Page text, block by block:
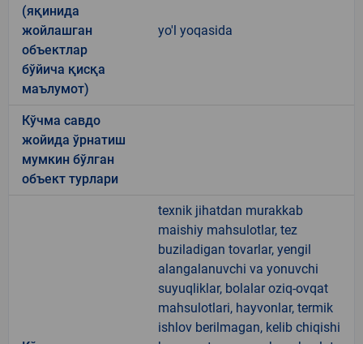
(яқинида
жойлашган
объектлар
бўйича қисқа
маълумот)
yo'l yoqasida
Кўчма савдо
жойида ўрнатиш
мумкин бўлган
объект турлари
texnik jihatdan murakkab
maishiy mahsulotlar, tez
buziladigan tovarlar, yengil
alangalanuvchi va yonuvchi
suyuqliklar, bolalar oziq-ovqat
mahsulotlari, hayvonlar, termik
ishlov berilmagan, kelib chiqishi